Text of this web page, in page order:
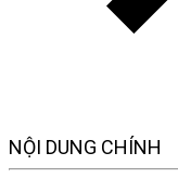
NỘI DUNG CHÍNH